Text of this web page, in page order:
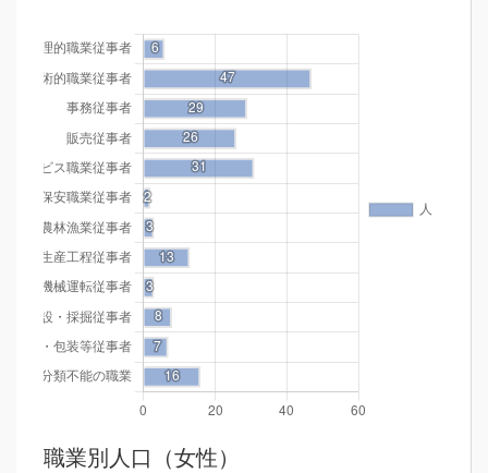
職業別人口（女性）